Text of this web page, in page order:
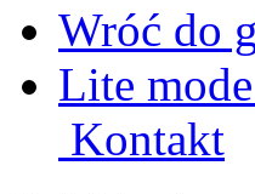
Wróć do
Lite mode
Kontakt